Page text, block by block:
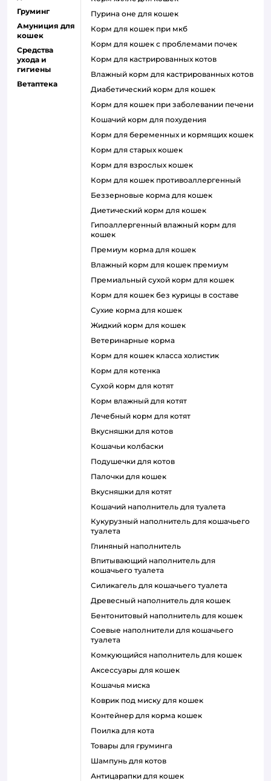
Груминг
Амуниция для
кошек
Средства
ухода и
гигиены
Ветаптека
пурина оне для кошек
корм для кошек при мкб
корм для кошек с проблемами почек
Корм для кастрированных котов
влажный корм для кастрированных котов
диабетический корм для кошек
корм для кошек при заболевании печени
кошачий корм для похудения
корм для беременных и кормящих кошек
корм для старых кошек
корм для взрослых кошек
корм для кошек противоаллергенный
беззерновые корма для кошек
диетический корм для кошек
гипоаллергенный влажный корм для
кошек
премиум корма для кошек
влажный корм для кошек премиум
премиальный сухой корм для кошек
корм для кошек без курицы в составе
сухие корма для кошек
жидкий корм для кошек
ветеринарные корма
корм для кошек класса холистик
корм для котенка
сухой корм для котят
корм влажный для котят
лечебный корм для котят
вкусняшки для котов
кошачьи колбаски
подушечки для котов
палочки для кошек
вкусняшки для котят
кошачий наполнитель для туалета
кукурузный наполнитель для кошачьего
туалета
глиняный наполнитель
впитывающий наполнитель для
кошачьего туалета
силикагель для кошачьего туалета
древесный наполнитель для кошек
бентонитовый наполнитель для кошек
соевые наполнители для кошачьего
туалета
комкующийся наполнитель для кошек
аксессуары для кошек
кошачья миска
коврик под миску для кошек
контейнер для корма кошек
поилка для кота
товары для груминга
шампунь для котов
антицарапки для кошек